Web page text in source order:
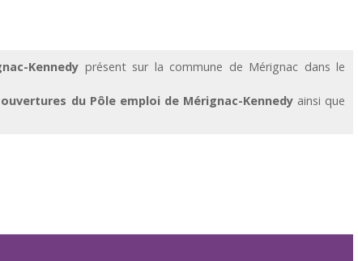
Kennedy présent sur la commune de Mérignac dans le
du Pôle emploi de Mérignac-Kennedyainsi que